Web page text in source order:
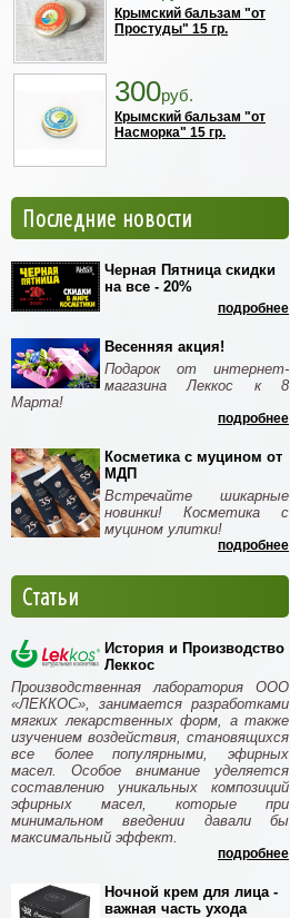
Крымский бальзам "от
Простуды" 15 гр.
300руб.
Крымский бальзам "от
Насморка" 15 гр.
Последние новости
Черная Пятница скидки
на все - 20%
подробнее
Весенняя акция!
Подарок от интернет-
магазина Леккос к 8
Марта!
подробнее
Косметика с муцином от
МДП
Встречайте шикарные
новинки! Косметика с
муцином улитки!
подробнее
Статьи
История и Производство
Леккос
Производственная лаборатория ООО
«ЛЕККОС», занимается разработками
мягких лекарственных форм, а также
изучением воздействия, становящихся
все более популярными, эфирных
масел. Особое внимание уделяется
составлению уникальных композиций
эфирных масел, которые при
минимальном введении давали бы
максимальный эффект.
подробнее
Ночной крем для лица -
важная часть ухода